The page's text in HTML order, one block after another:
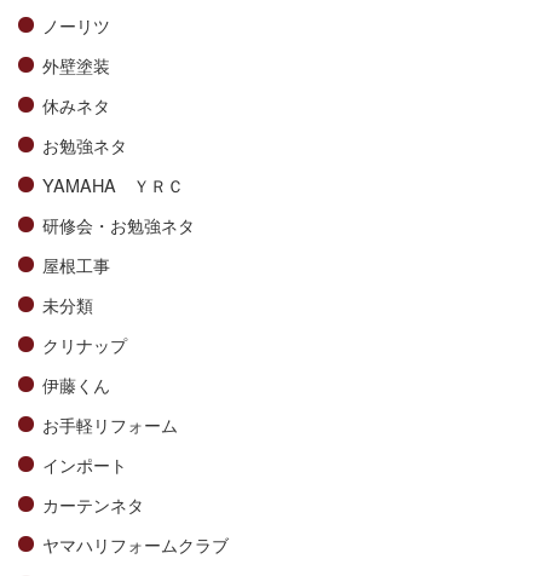
ノーリツ
外壁塗装
休みネタ
お勉強ネタ
YAMAHA ＹＲＣ
研修会・お勉強ネタ
屋根工事
未分類
クリナップ
伊藤くん
お手軽リフォーム
インポート
カーテンネタ
ヤマハリフォームクラブ